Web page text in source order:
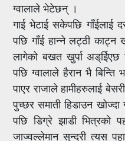
ग्वालाले भेटेछन् ।
गाई भेटाई सकेपछि गाँईलाई
पछि गाँई हान्ने लट्ठी काट्न
लागेको बखत खुर्पा अड्ईिएछ
पछि ग्वालाले हैरान भै बिन्ति
पाएर राजाले हामीहरुलाई
पुच्छर समाती हिडाउन खोज्दा
पछि डिग्रे झाडी भित्रको
जाज्वल्लेमान सुन्दरी त्यस